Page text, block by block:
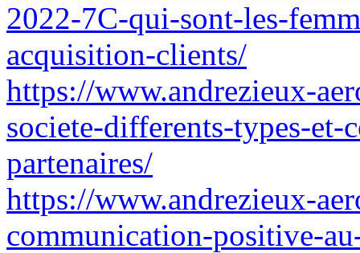
2022-7C-qui-sont-les-
acquisition-clients/
https://www.andrezieux-
societe-differents-types-et-
partenaires/
https://www.andrezieux-
communication-positive-